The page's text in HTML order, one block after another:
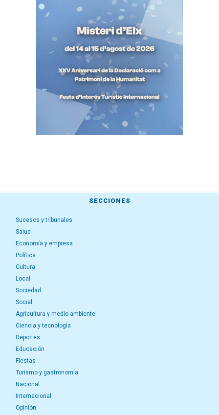
SECCIONES
Sucesos y tribunales
Salud
Economía y empresa
Política
Cultura
Local
Sociedad
Social
Agricultura y medio ambiente
Ciencia y tecnología
Deportes
Educación
Fiestas
Turismo y gastronomía
Nacional
Internacional
Opinión